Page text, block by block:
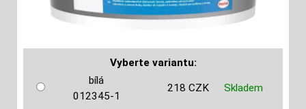
Vyberte variantu:
bílá
012345-1
218 CZK Skladem